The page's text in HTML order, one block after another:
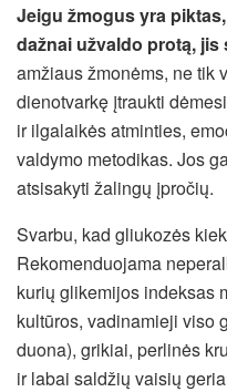
Jeigu žmogus yra
dažnai užvaldo protą,
amžiaus žmonėms, ne tik
dienotvarkę įtraukti
ir ilgalaikės atminties,
valdymo metodikas. Jos
atsisakyti žalingų įpročių.
Svarbu, kad gliukozės
Rekomenduojama
kurių glikemijos indeksas
kultūros, vadinamieji viso
duona), grikiai, perlinės
ir labai saldžių vaisių